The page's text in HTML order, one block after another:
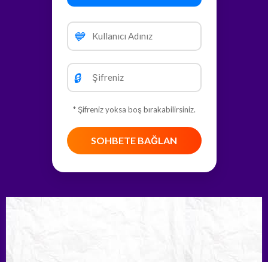
💙
🔒
* Şifreniz yoksa boş bırakabilirsiniz.
SOHBETE BAĞLAN